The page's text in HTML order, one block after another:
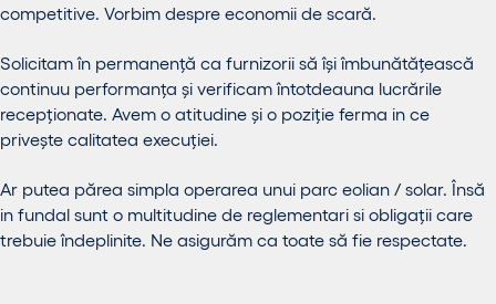
competitive. Vorbim despre economii de scară.
Solicitam în permanență ca furnizorii să își îmbunătățească
continuu performanța și verificam întotdeauna lucrările
recepționate. Avem o atitudine și o poziție ferma in ce
privește calitatea execuției.
Ar putea părea simpla operarea unui parc eolian / solar. Însă
in fundal sunt o multitudine de reglementari si obligații care
trebuie îndeplinite. Ne asigurăm ca toate să fie respectate.